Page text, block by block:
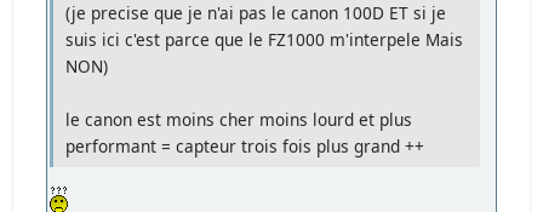
(je precise que je n'ai pas le canon 100D ET si je
suis ici c'est parce que le FZ1000 m'interpele Mais
NON)
le canon est moins cher moins lourd et plus
performant = capteur trois fois plus grand ++